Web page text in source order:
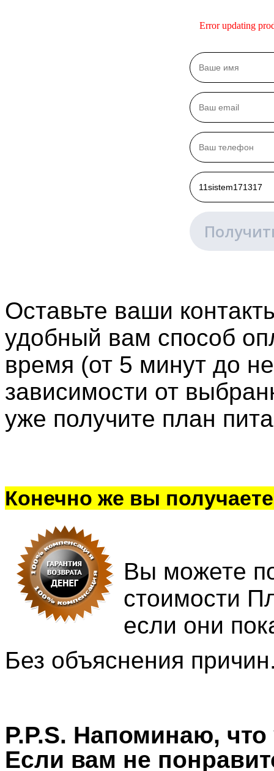
Error updating
Оставьте ваши
удобный вам способ
время (от 5 минут до
зависимости от
уже получите план
Конечно же вы
Вы можете
стоимости
если они
Без объяснения
P.P.S. Напоминаю, что
Если вам не